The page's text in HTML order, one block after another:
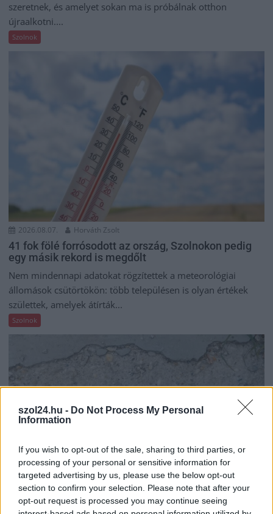
szol24.hu - Do Not Process My Personal
Information
If you wish to opt-out of the sale, sharing to third parties, or
processing of your personal or sensitive information for
targeted advertising by us, please use the below opt-out
section to confirm your selection. Please note that after your
opt-out request is processed you may continue seeing
szeretnek, és amelyet sokan ma is próbálnak otthon
újraalkotni....
Szolnok
2026.08.07. Horváth Zsolt
41 fok fölé forrósodott az ország, Szolnokon pedig
egy másik rekord is megdőlt
Nem mindennapi adatokat rögzítettek a meteorológiai
állomások csütörtökön: több településen is olyan értékek
születtek, amelyek átírták...
Szolnok